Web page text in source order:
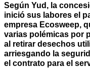
Según Yud, la
inició sus labores el
empresa Ecosweep,
varias polémicas por
al retirar desechos
arriesgando la
el contrato para el